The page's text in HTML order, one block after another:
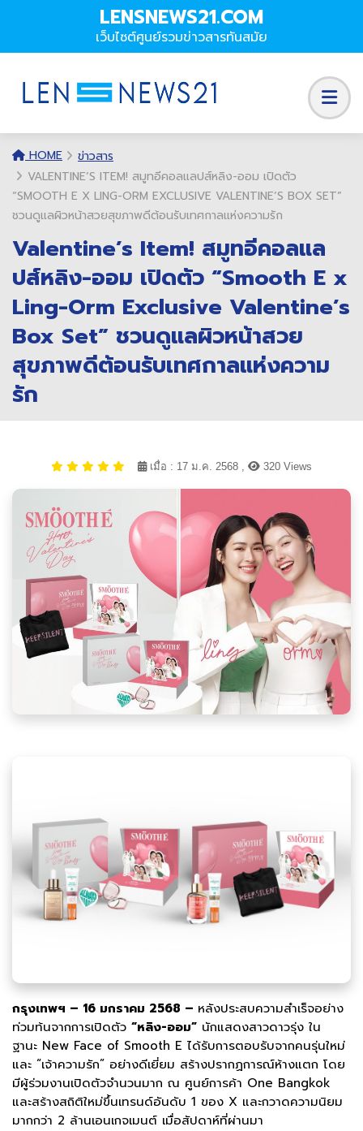
LENSNEWS21.COM
เว็บไซต์ศูนย์รวมข่าวสารทันสมัย
HOME
ข่าวสาร
VALENTINE’S ITEM! สมูทอีคอลแลปส์หลิง-ออม เปิดตัว
“SMOOTH E X LING-ORM EXCLUSIVE VALENTINE’S BOX SET”
ชวนดูแลผิวหน้าสวยสุขภาพดีต้อนรับเทศกาลแห่งความรัก
Valentine’s Item! สมูทอีคอลแล
ปส์หลิง-ออม เปิดตัว “Smooth E x
Ling-Orm Exclusive Valentine’s
Box Set” ชวนดูแลผิวหน้าสวย
สุขภาพดีต้อนรับเทศกาลแห่งความ
รัก
เมื่อ : 17 ม.ค. 2568 , 320 Views
กรุงเทพฯ – 16 มกราคม 2568 – หลังประสบความสำเร็จอย่าง
ท่วมท้นจากการเปิดตัว “หลิง-ออม” นักแสดงสาวดาวรุ่ง ใน
ฐานะ New Face of Smooth E ได้รับการตอบรับจากคนรุ่นใหม่
และ “เจ้าความรัก” อย่างดีเยี่ยม สร้างปรากฏการณ์ห้างแตก โดย
มีผู้ร่วมงานเปิดตัวจำนวนมาก ณ ศูนย์การค้า One Bangkok
และสร้างสถิติใหม่ขึ้นเทรนด์อันดับ 1 ของ X และกวาดความนิยม
มากกว่า 2 ล้านเอนเกจเมนต์ เมื่อสัปดาห์ที่ผ่านมา